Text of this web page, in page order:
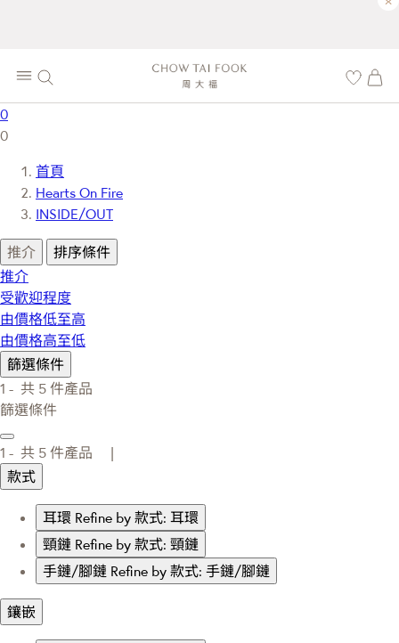
0
0
首頁
Hearts On Fire
INSIDE/OUT
推介
排序條件
推介
受歡迎程度
由價格低至高
由價格高至低
篩選條件
1 - 共 5 件產品
篩選條件
1 - 共 5 件產品 |
款式
耳環 Refine by 款式: 耳環
頸鏈 Refine by 款式: 頸鏈
手鏈/腳鏈 Refine by 款式: 手鏈/腳鏈
鑲嵌